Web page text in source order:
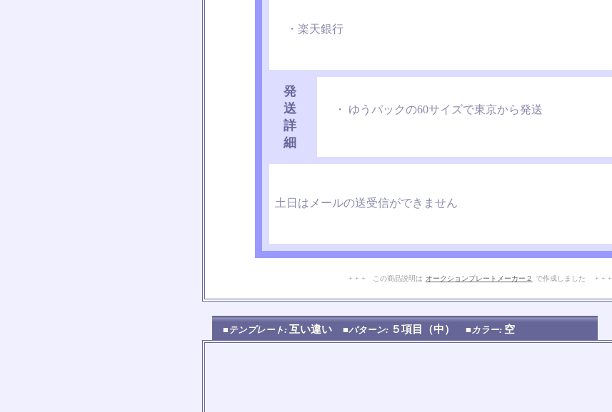
・楽天銀行
発
送
詳
細
・ ゆうパックの60サイズで東京から発送
土日はメールの送受信ができません
+ + + この商品説明は オークションプレートメーカー２ で作成しました + + +
■テンプレート: 互い違い ■パターン: ５項目（中） ■カラー: 空